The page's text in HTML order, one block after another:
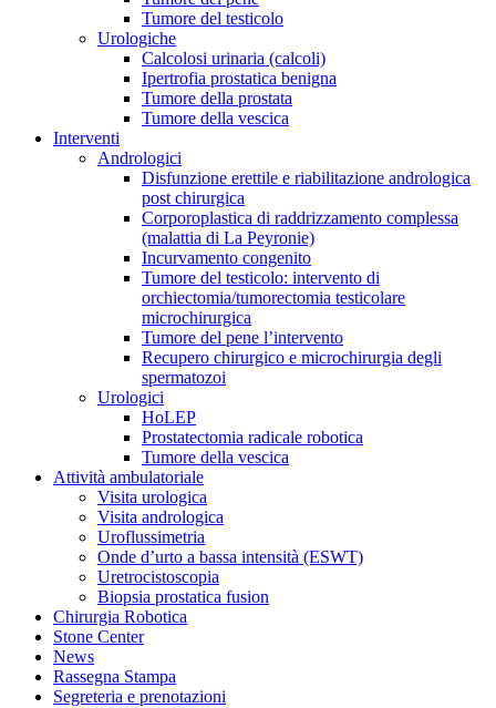
Tumore del testicolo
Urologiche
Calcolosi urinaria (calcoli)
Ipertrofia prostatica benigna
Tumore della prostata
Tumore della vescica
Interventi
Andrologici
Disfunzione erettile e riabilitazione andrologica
post chirurgica
Corporoplastica di raddrizzamento complessa
(malattia di La Peyronie)
Incurvamento congenito
Tumore del testicolo: intervento di
orchiectomia/tumorectomia testicolare
microchirurgica
Tumore del pene l’intervento
Recupero chirurgico e microchirurgia degli
spermatozoi
Urologici
HoLEP
Prostatectomia radicale robotica
Tumore della vescica
Attività ambulatoriale
Visita urologica
Visita andrologica
Uroflussimetria
Onde d’urto a bassa intensità (ESWT)
Uretrocistoscopia
Biopsia prostatica fusion
Chirurgia Robotica
Stone Center
News
Rassegna Stampa
Segreteria e prenotazioni